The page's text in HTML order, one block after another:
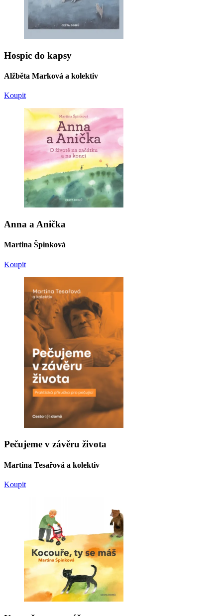
Hospic do kapsy
Alžběta Marková a kolektiv
Koupit
Anna a Anička
Martina Špinková
Koupit
Pečujeme v závěru života
Martina Tesařová a kolektiv
Koupit